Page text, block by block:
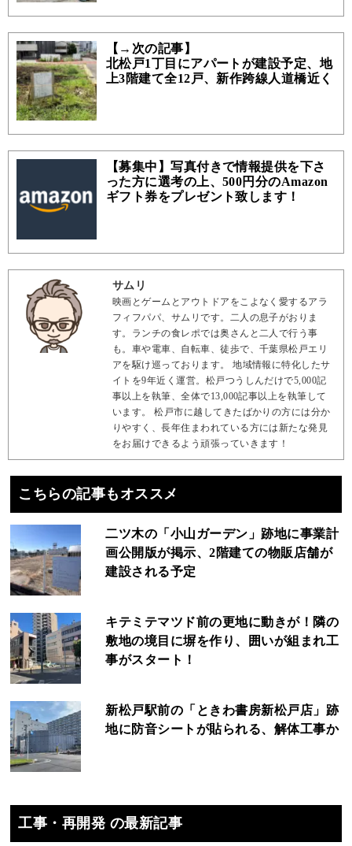
【→次の記事】
北松戸1丁目にアパートが建設予定、地
上3階建て全12戸、新作跨線人道橋近く
【募集中】写真付きで情報提供を下さ
った方に選考の上、500円分のAmazon
ギフト券をプレゼント致します！
サムリ
映画とゲームとアウトドアをこよなく愛するアラ
フィフパパ、サムリです。二人の息子がおりま
す。ランチの食レポでは奥さんと二人で行う事
も。車や電車、自転車、徒歩で、千葉県松戸エリ
アを駆け巡っております。 地域情報に特化したサ
イトを9年近く運営。松戸つうしんだけで5,000記
事以上を執筆、全体で13,000記事以上を執筆して
います。 松戸市に越してきたばかりの方には分か
りやすく、長年住まわれている方には新たな発見
をお届けできるよう頑張っていきます！
こちらの記事もオススメ
二ツ木の「小山ガーデン」跡地に事業計
画公開版が掲示、2階建ての物販店舗が
建設される予定
キテミテマツド前の更地に動きが！隣の
敷地の境目に塀を作り、囲いが組まれ工
事がスタート！
新松戸駅前の「ときわ書房新松戸店」跡
地に防音シートが貼られる、解体工事か
工事・再開発 の最新記事